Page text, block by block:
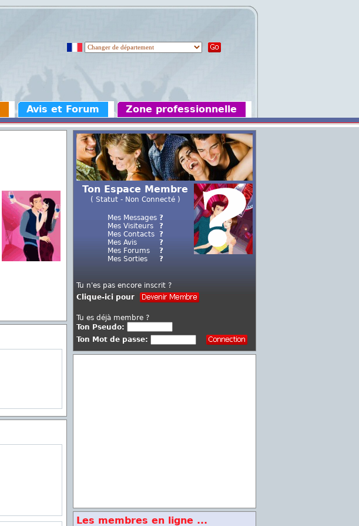
Avis et Forum Zone professionnelle
Ton Espace Membre
( Statut - Non Connecté )
Mes Messages
Mes Visiteurs
Mes Contacts
Mes Avis
Mes Forums
Mes Sorties
?
?
?
?
?
?
Tu n'es pas encore inscrit ?
Clique-ici pour
Tu es déjà membre ?
Ton Pseudo:
Ton Mot de passe:
Les membres en ligne ...